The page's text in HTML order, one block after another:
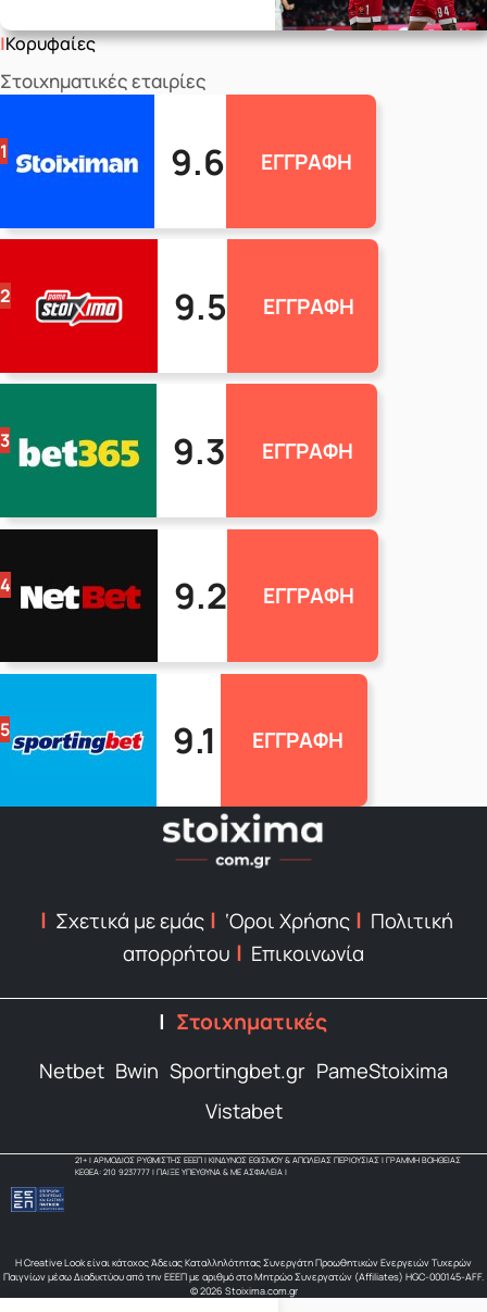
Κορυφαίες
Στοιχηματικές εταιρίες
1 9.6 ΕΓΓΡΑΦΗ
2 9.5 ΕΓΓΡΑΦΗ
3 9.3 ΕΓΓΡΑΦΗ
4 9.2 ΕΓΓΡΑΦΗ
5 9.1 ΕΓΓΡΑΦΗ
Σχετικά με εμάς ‘Οροι Χρήσης
Πολιτική
απορρήτου
Επικοινωνία
Στοιχηματικές
Netbet Bwin Sportingbet.gr PameStoixima
Vistabet
21+ | ΑΡΜΟΔΙΟΣ ΡΥΘΜΙΣΤΗΣ ΕΕΕΠ | ΚΙΝΔΥΝΟΣ ΕΘΙΣΜΟΥ & ΑΠΩΛΕΙΑΣ ΠΕΡΙΟΥΣΙΑΣ | ΓΡΑΜΜΗ ΒΟΗΘΕΙΑΣ
ΚΕΘΕΑ: 210 9237777 | ΠΑΙΞΕ ΥΠΕΥΘΥΝΑ & ΜΕ ΑΣΦΑΛΕΙΑ |
Η Creative Look είναι κάτοχος Άδειας Καταλληλότητας Συνεργάτη Προωθητικών Ενεργειών Τυχερών
Παιγνίων μέσω Διαδικτύου από την ΕΕΕΠ με αριθμό στο Μητρώο Συνεργατών (Affiliates) HGC-000145-AFF.
© 2026 Stoixima.com.gr